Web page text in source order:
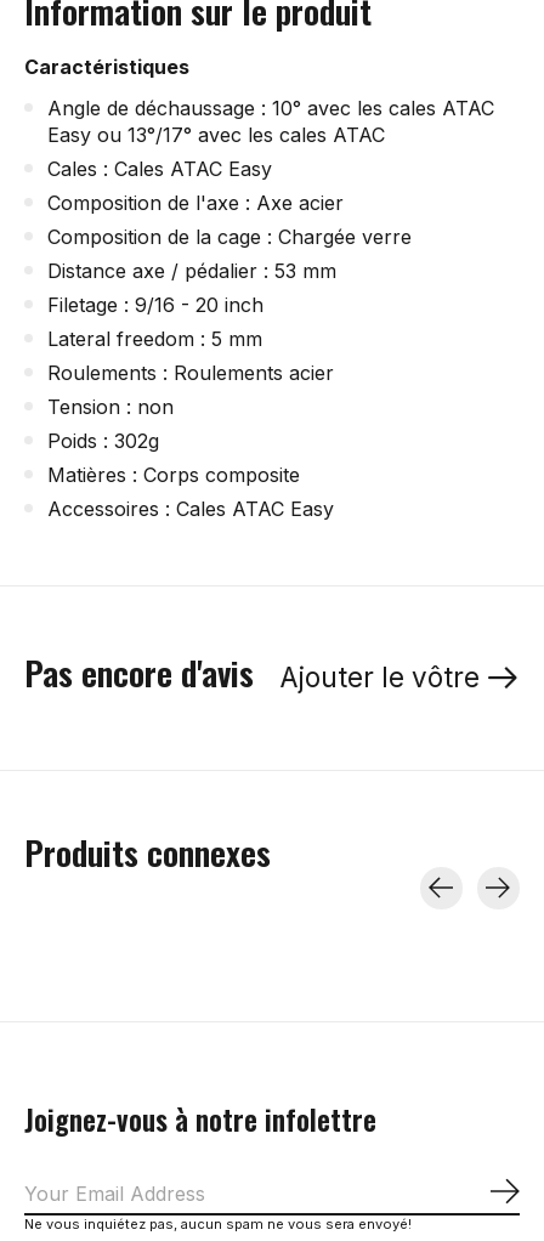
Caractéristiques
Angle de déchaussage : 10° avec les cales ATAC
Easy ou 13°/17° avec les cales ATAC
Cales : Cales ATAC Easy
Composition de l'axe : Axe acier
Composition de la cage : Chargée verre
Distance axe / pédalier : 53 mm
Filetage : 9/16 - 20 inch
Lateral freedom : 5 mm
Roulements : Roulements acier
Tension : non
Poids : 302g
Matières : Corps composite
Accessoires : Cales ATAC Easy
Pas encore d'avis Ajouter le vôtre
Produits connexes
Joignez-vous à notre infolettre
Ne vous inquiétez pas, aucun spam ne vous sera envoyé!